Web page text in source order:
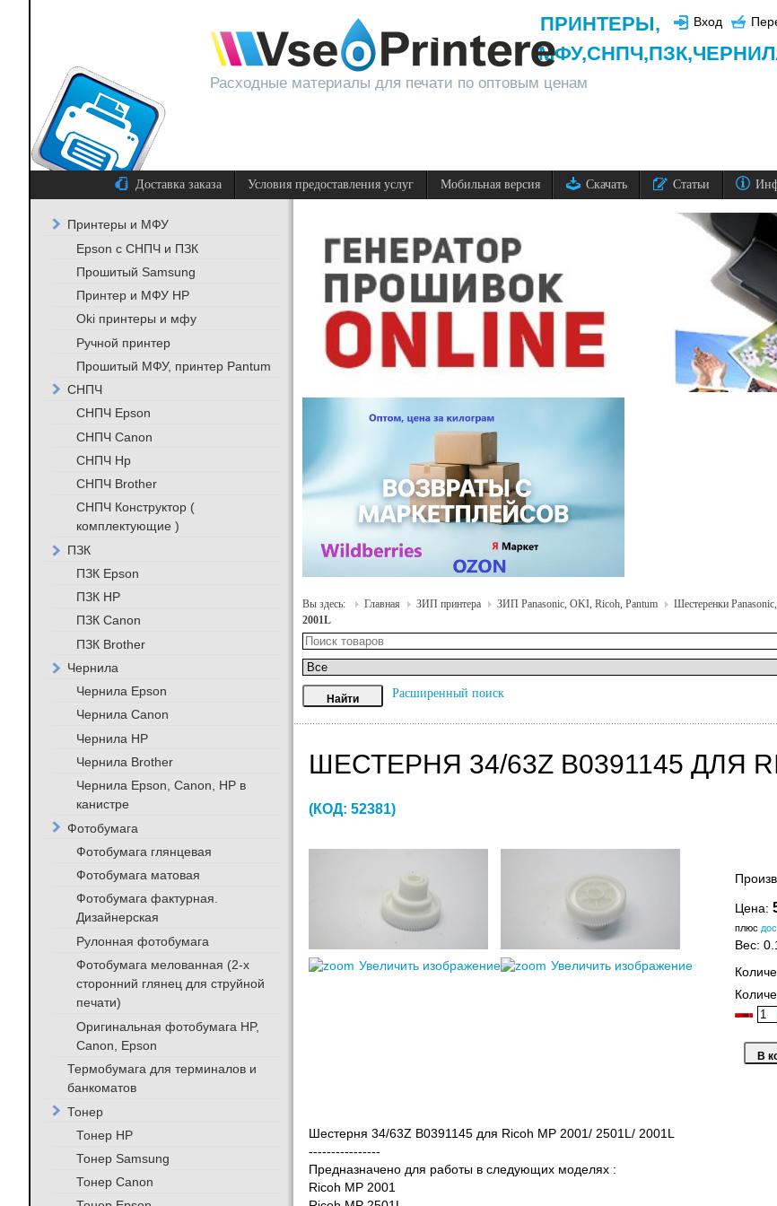
Расходные материалы для печати по оптовым ценам
Вход
ПРИНТЕРЫ,
МФУ,СНПЧ,ПЗК,
Доставка заказа Условия предоставления услуг Мобильная версия Скачать Статьи
Вы здесь: Главная ЗИП принтера ЗИП Panasonic, OKI, Ricoh, Pantum Шестеренки
2001L
Расширенный поиск
ШЕСТЕРНЯ 34/63Z B0391145 ДЛЯ
(КОД: 52381)
Увеличить изображение Увеличить изображение
Цена:
плюс
Вес:
Шестерня 34/63Z B0391145 для Ricoh MP 2001/ 2501L/ 2001L
----------------
Предназначено для работы в следующих моделях :
Ricoh MP 2001
Принтеры и МФУ
Epson с СНПЧ и ПЗК
Прошитый Samsung
Принтер и МФУ HP
Oki принтеры и мфу
Ручной принтер
Прошитый МФУ, принтер Pantum
СНПЧ
СНПЧ Epson
СНПЧ Canon
СНПЧ Hp
СНПЧ Brother
СНПЧ Конструктор (
комплектующие )
ПЗК
ПЗК Epson
ПЗК HP
ПЗК Canon
ПЗК Brother
Чернила
Чернила Epson
Чернила Canon
Чернила HP
Чернила Brother
Чернила Epson, Canon, HP в
канистре
Фотобумага
Фотобумага глянцевая
Фотобумага матовая
Фотобумага фактурная.
Дизайнерская
Рулонная фотобумага
Фотобумага мелованная (2-х
сторонний глянец для струйной
печати)
Оригинальная фотобумага HP,
Canon, Epson
Термобумага для терминалов и
банкоматов
Тонер
Тонер HP
Тонер Samsung
Тонер Canon